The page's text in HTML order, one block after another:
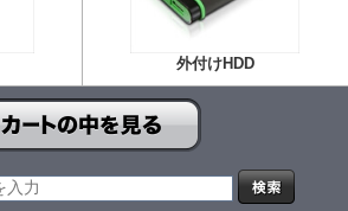
外付けHDD